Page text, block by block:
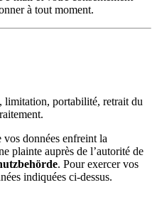
à tout moment.
limitation, portabilité, retrait du
vos données enfreint la
plainte auprès de l’autorité de
. Pour exercer vos
indiquées ci-dessus.